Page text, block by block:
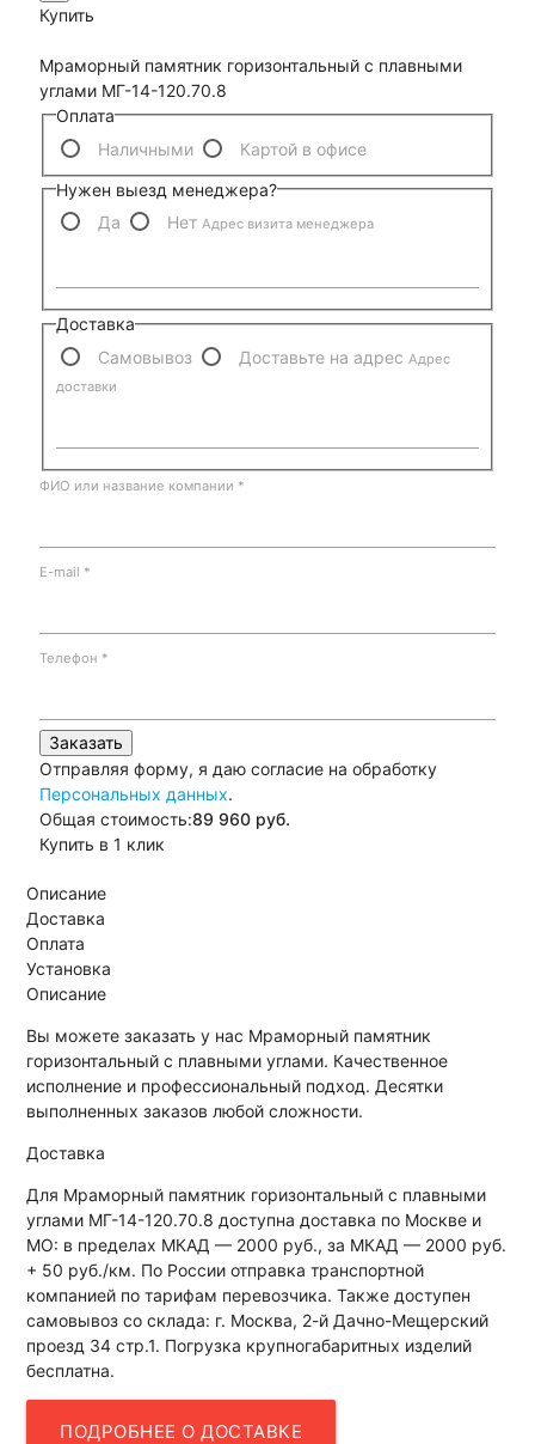
Купить
Мраморный памятник горизонтальный с плавными
углами МГ-14-120.70.8
Оплата
Наличными
Картой в офисе
Нужен выезд менеджера?
Да
Нет Адрес визита менеджера
Доставка
Самовывоз
Доставьте на адрес Адрес
доставки
ФИО или название компании *
E-mail *
Телефон *
Заказать
Отправляя форму, я даю согласие на обработку
Персональных данных.
Общая стоимость:89 960руб.
Купить в 1 клик
Описание
Доставка
Оплата
Установка
Описание
Вы можете заказать у нас Мраморный памятник
горизонтальный с плавными углами. Качественное
исполнение и профессиональный подход. Десятки
выполненных заказов любой сложности.
Доставка
Для Мраморный памятник горизонтальный с плавными
углами МГ-14-120.70.8 доступна доставка по Москве и
МО: в пределах МКАД — 2000 руб., за МКАД — 2000 руб.
+ 50 руб./км. По России отправка транспортной
компанией по тарифам перевозчика. Также доступен
самовывоз со склада: г. Москва, 2-й Дачно-Мещерский
проезд 34 стр.1. Погрузка крупногабаритных изделий
бесплатна.
ПОДРОБНЕЕ О ДОСТАВКЕ